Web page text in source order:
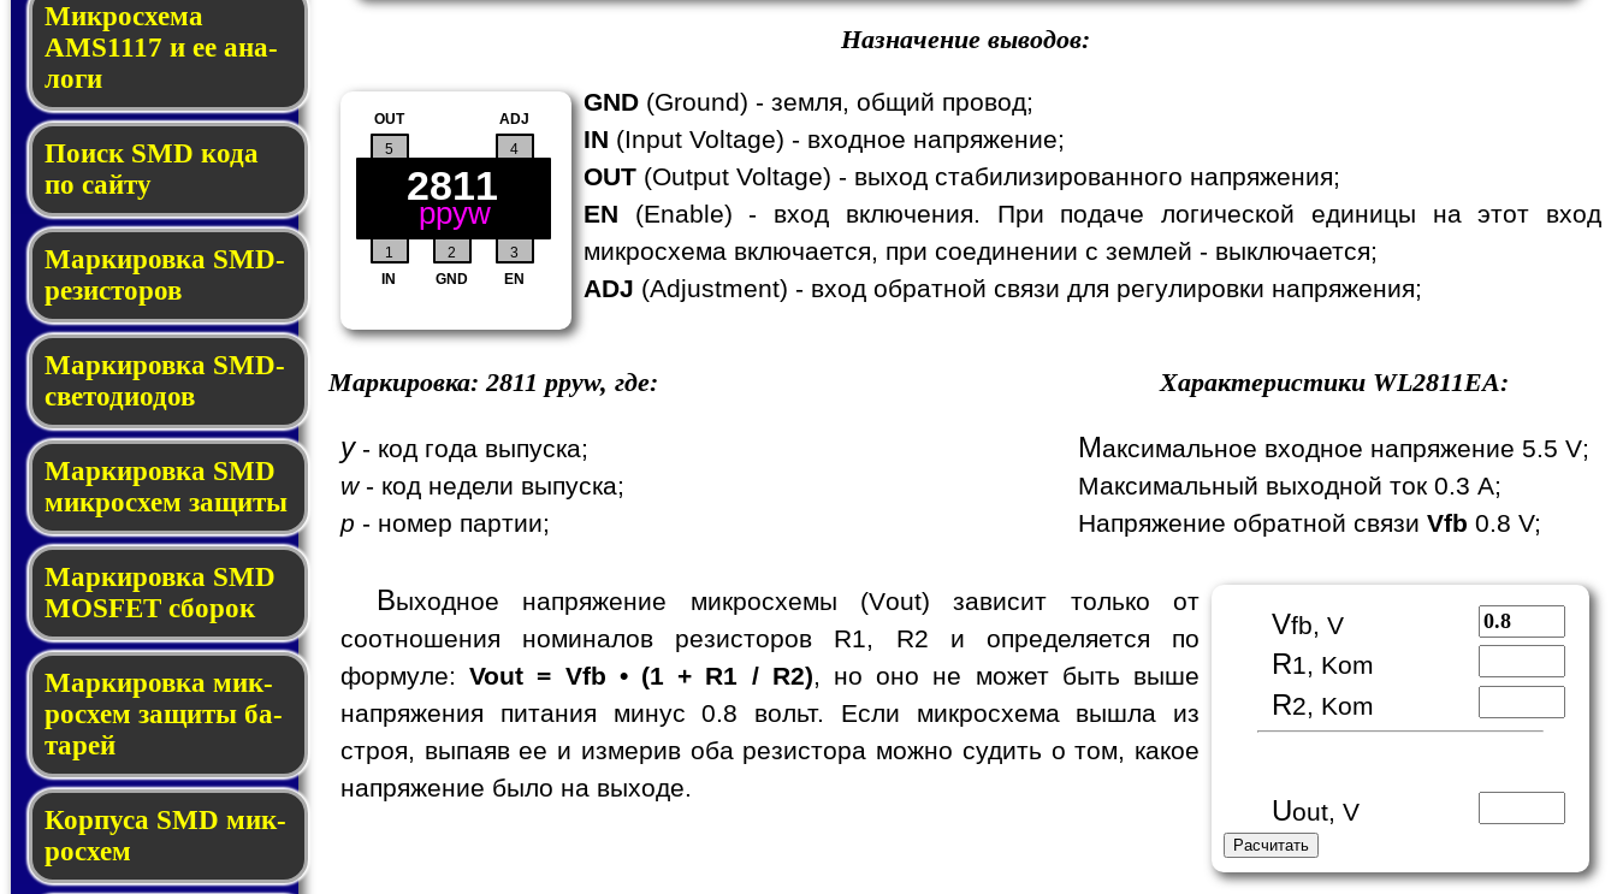
Микросхема
AMS1117 и ее ана­
ло­ги
Поиск SMD ко­да
по сай­ту
Маркировка SMD-
ре­зис­то­ров
Маркировка SMD-
све­то­дио­дов
Мар­ки­ров­ка SMD
мик­рос­хем защиты
Мар­ки­ров­ка SMD
MOSFET сбо­рок
Мар­ки­ров­ка мик­
ро­схем за­щи­ты ба­
та­рей
Корпуса SMD мик­
ро­схем
Назначение выводов:
1 2 3
4
IN GND EN
ADJ
5
OUT
2811
ppyw
GND (Ground) - земля, общий провод;
IN (Input Voltage) - входное напряжение;
OUT (Output Voltage) - выход стабилизированного напряжения;
EN (Enable) - вход включения. При подаче логической единицы на этот вход
микросхема включается, при соединении с землей - выключается;
ADJ (Adjustment) - вход обратной связи для регулировки напряжения;
Маркировка:2811 ppyw, где:
y- код года выпуска;
w- код недели выпуска;
p - номер партии;
Характеристики WL2811EA:
Максимальное входное напряжение 5.5 V;
Максимальный выходной ток 0.3 A;
Напряжение обратной связи Vfb 0.8 V;
Vfb, V
R1, Kom
R2, Kom
Uout, V
Выходное напряжение микросхемы (Vout) зависит только от
соотношения номиналов резисторов R1, R2 и определяется по
формуле:Vout = Vfb • (1 + R1 / R2), но оно не может быть выше
напряжения питания минус 0.8 вольт. Если микросхема вышла из
строя, выпаяв ее и измерив оба резистора можно судить о том, какое
напряжение было на выходе.